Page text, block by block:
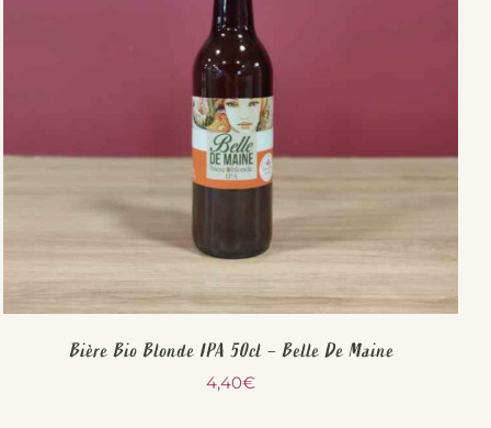
Bière Bio Blonde IPA 50cl – Belle De Maine
4,40€